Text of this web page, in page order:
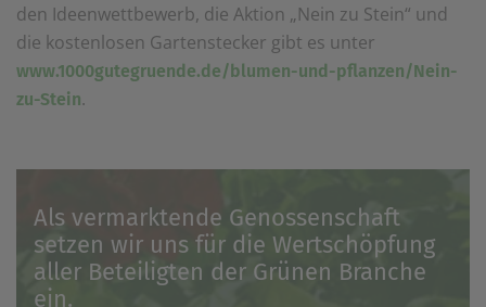
den Ideenwettbewerb, die Aktion „Nein zu Stein“ und
die kostenlosen Gartenstecker gibt es unter
www.1000gutegruende.de/blumen-und-pflanzen/Nein-
zu-Stein.
Als vermarktende Genossenschaft
setzen wir uns für die Wertschöpfung
aller Beteiligten der Grünen Branche
ein.